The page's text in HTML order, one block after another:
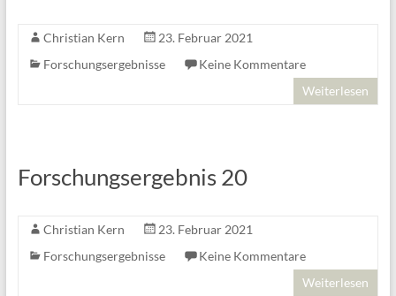
Christian Kern
23. Februar 2021
Forschungsergebnisse
Keine Kommentare
Weiterlesen
Forschungsergebnis 20
Christian Kern
23. Februar 2021
Forschungsergebnisse
Keine Kommentare
Weiterlesen